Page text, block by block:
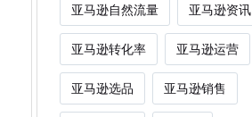
亚马逊自然流量 亚马逊资讯
亚马逊转化率 亚马逊运营
亚马逊选品 亚马逊销售